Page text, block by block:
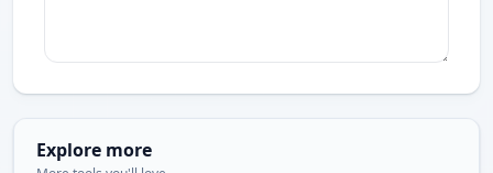
Explore more